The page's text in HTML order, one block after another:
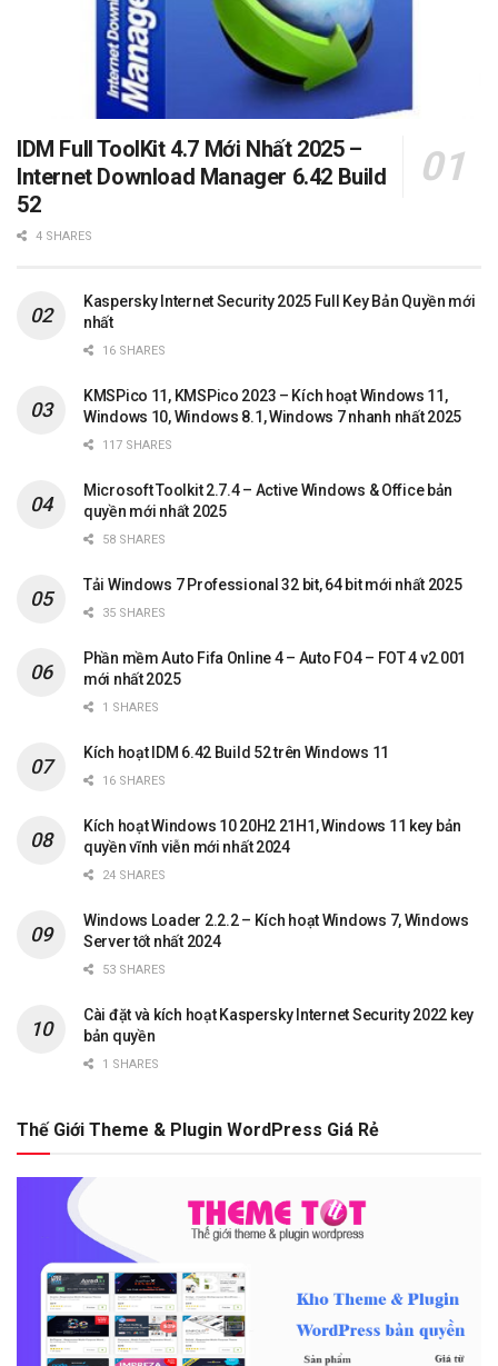
IDM Full ToolKit 4.7 Mới Nhất 2025 –
Internet Download Manager 6.42 Build
52
4 SHARES
Kaspersky Internet Security 2025 Full Key Bản Quyền mới
nhất
16 SHARES
KMSPico 11, KMSPico 2023 – Kích hoạt Windows 11,
Windows 10, Windows 8.1, Windows 7 nhanh nhất 2025
117 SHARES
Microsoft Toolkit 2.7.4 – Active Windows & Office bản
quyền mới nhất 2025
58 SHARES
Tải Windows 7 Professional 32 bit, 64 bit mới nhất 2025
35 SHARES
Phần mềm Auto Fifa Online 4 – Auto FO4 – FOT 4 v2.001
mới nhất 2025
1 SHARES
Kích hoạt IDM 6.42 Build 52 trên Windows 11
16 SHARES
Kích hoạt Windows 10 20H2 21H1, Windows 11 key bản
quyền vĩnh viễn mới nhất 2024
24 SHARES
Windows Loader 2.2.2 – Kích hoạt Windows 7, Windows
Server tốt nhất 2024
53 SHARES
Cài đặt và kích hoạt Kaspersky Internet Security 2022 key
bản quyền
1 SHARES
Thế Giới Theme & Plugin WordPress Giá Rẻ